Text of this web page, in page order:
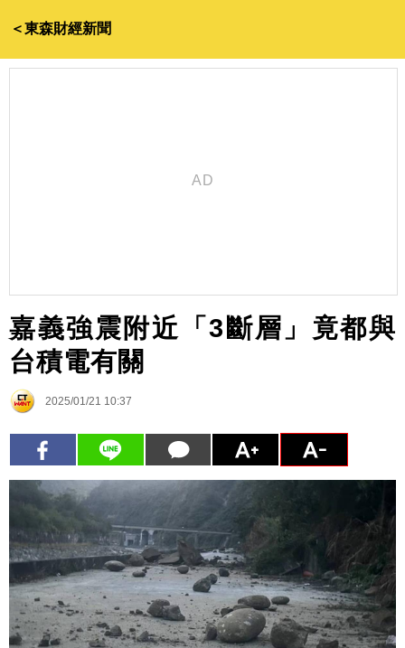
＜東森財經新聞
嘉義強震附近「3斷層」竟都與
台積電有關
2025/01/21 10:37